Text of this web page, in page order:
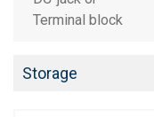
Terminal block
Storage